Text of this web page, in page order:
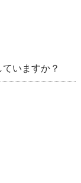
いますか？